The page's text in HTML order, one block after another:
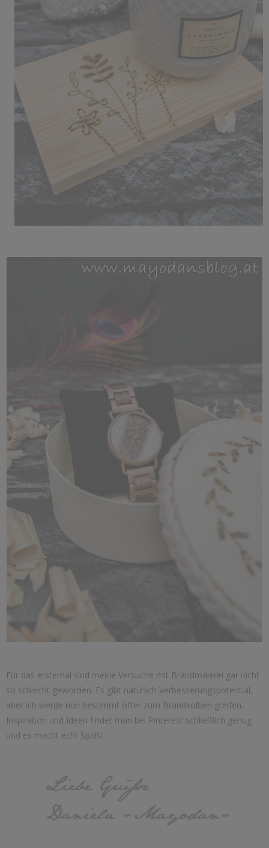
Für das erstemal sind meine Versuche mit Brandmalerei gar nicht
so schlecht geworden. Es gibt natürlich Verbesserungspotential,
aber ich werde nun bestimmt öfter zum Brandkolben greifen.
Inspiration und Ideen findet man bei Pinterest schließlich genug
und es macht echt Spaß!